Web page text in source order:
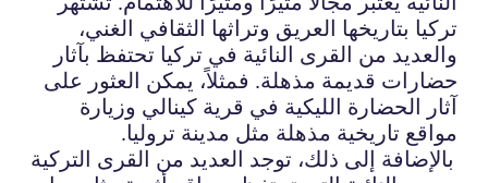
تركيا بتاريخها العريق وتراثها الثقافي الغني،
والعديد من القرى النائية في تركيا تحتفظ بآثار
حضارات قديمة مذهلة. فمثلاً، يمكن العثور على
آثار الحضارة الليكية في قرية كينالي وزيارة
مواقع تاريخية مذهلة مثل مدينة تروليا.
بالإضافة إلى ذلك، توجد العديد من القرى التركية